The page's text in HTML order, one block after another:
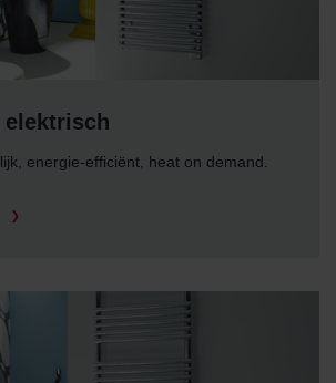
elektrisch
energie-efficiënt, heat on demand.